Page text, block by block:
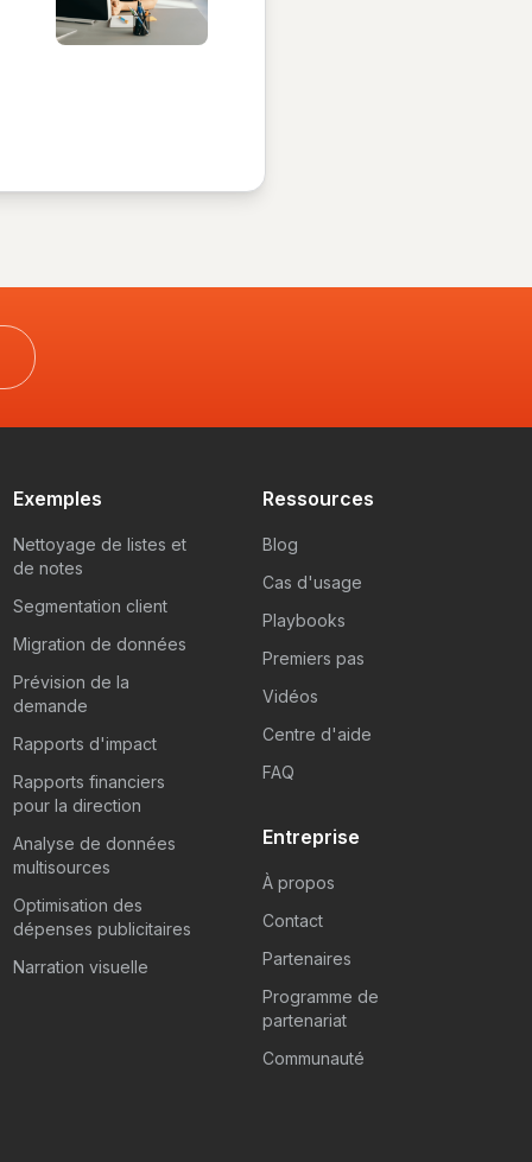
Exemples
Nettoyage de listes et
de notes
Segmentation client
Migration de données
Prévision de la
demande
Rapports d'impact
Rapports financiers
pour la direction
Analyse de données
multisources
Optimisation des
dépenses publicitaires
Narration visuelle
Ressources
Blog
Cas d'usage
Playbooks
Premiers pas
Vidéos
Centre d'aide
FAQ
Entreprise
À propos
Contact
Partenaires
Programme de
partenariat
Communauté